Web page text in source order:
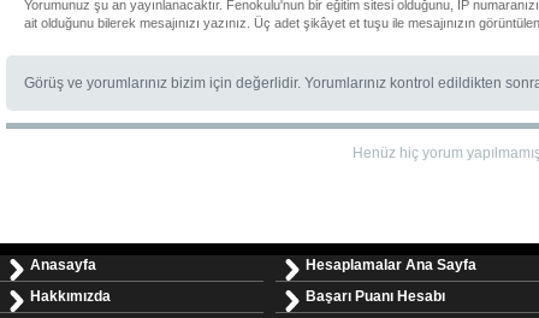
Yorumunuz şu an yayınlanacaktır. Fenokulu'nun bir eğitim sitesi olduğunu, IP
ait olduğunu bilerek mesajınızı yazınız. Üç adet şikâyet et tuşu ile mesajınızın
Görüş ve yorumlarınız bizim için değerlidir. Yorumlarınız kontrol edildikten
Henüz hiç yorum
Anasayfa
Hakkımızda
Hesaplamalar Ana Sayfa
Başarı Puanı Hesabı